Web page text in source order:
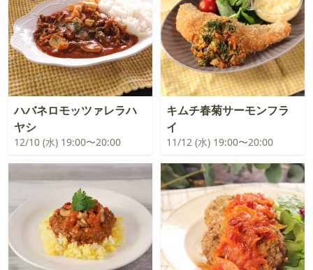
ハバネロモッツァレラハ
ヤシ
12/10 (水) 19:00〜20:00
キムチ春菊サーモンフラ
イ
11/12 (水) 19:00〜20:00